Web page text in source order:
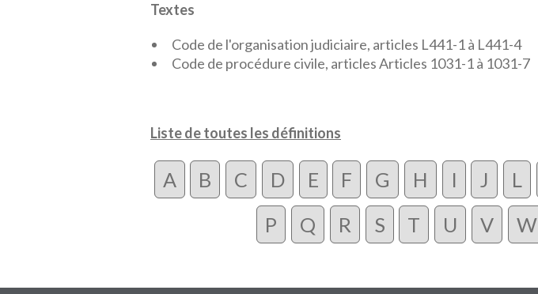
Textes
Code de l'organisation judiciaire, articles L441-1 à L441-4
Code de procédure civile, articles Articles 1031-1 à 1031-7
Liste de toutes les définitions
A B C D E F G H I J L
P
Q R S T U V W